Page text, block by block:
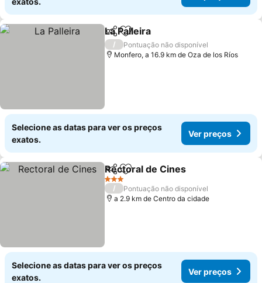
PartilharAdicionar aos favoritos
La Palleira
/
Pontuação não disponível
Monfero, a 16.9 km de Oza de los Ríos
Selecione as datas para ver os preços
exatos.
Ver preços
PartilharAdicionar aos favoritos
Rectoral de Cines
3 Estrelas
/
Pontuação não disponível
a 2.9 km de Centro da cidade
Selecione as datas para ver os preços
exatos.
Ver preços